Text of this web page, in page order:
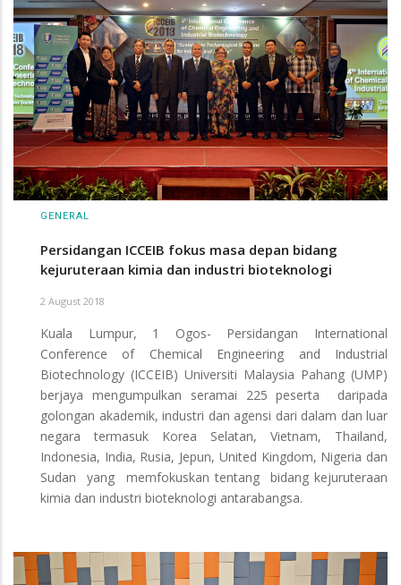
GENERAL
Persidangan ICCEIB fokus masa depan bidang
kejuruteraan kimia dan industri bioteknologi
2 August 2018
Kuala Lumpur, 1 Ogos- Persidangan International
Conference of Chemical Engineering and Industrial
Biotechnology (ICCEIB) Universiti Malaysia Pahang (UMP)
berjaya mengumpulkan seramai 225 peserta daripada
golongan akademik, industri dan agensi dari dalam dan luar
negara termasuk Korea Selatan, Vietnam, Thailand,
Indonesia, India, Rusia, Jepun, United Kingdom, Nigeria dan
Sudan yang memfokuskan tentang bidang kejuruteraan
kimia dan industri bioteknologi antarabangsa.